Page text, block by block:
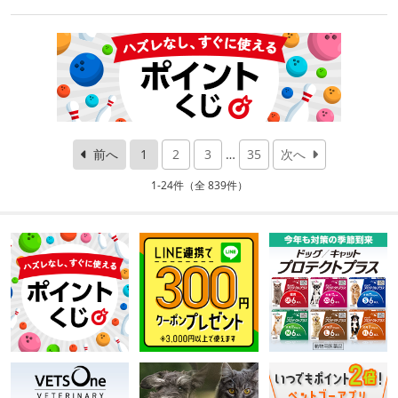
前へ 1 2 3 … 35 次へ
1-24件（全 839件）